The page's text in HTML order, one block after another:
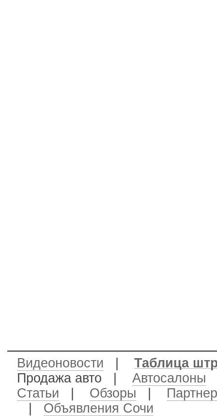
Видеоновости
Таблица
Продажа авто
Автосалоны
Статьи
Обзоры
Объявления Сочи